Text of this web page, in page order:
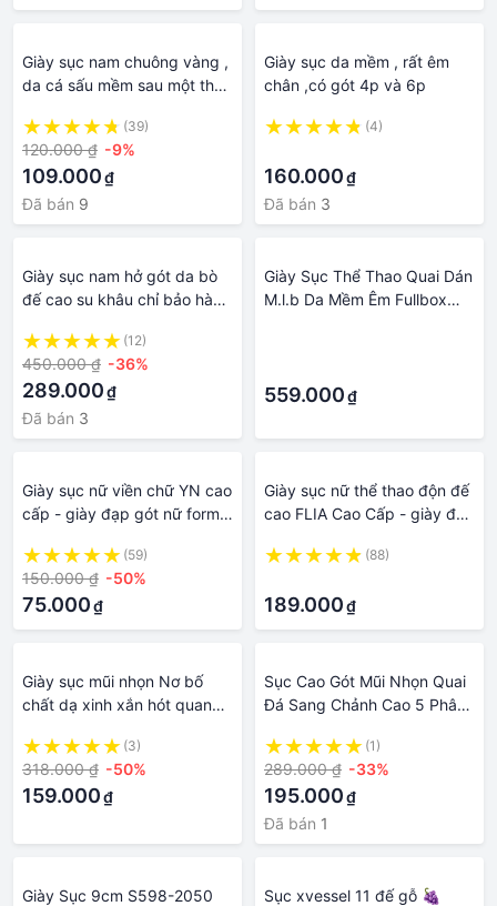
Giày sục nam chuông vàng ,
da cá sấu mềm sau một thời
(39)
120.000 ₫ -9%
109.000₫
Đã bán 9
Giày sục da mềm , rất êm
chân ,có gót 4p và 6p
(4)
160.000₫
Đã bán 3
Giày sục nam hở gót da bò
đế cao su khâu chỉ bảo hành
(12)
450.000 ₫ -36%
289.000₫
Đã bán 3
Giày Sục Thể Thao Quai Dán
M.l.b Da Mềm Êm Fullbox
559.000₫
Giày sục nữ viền chữ YN cao
cấp - giày đạp gót nữ form
(59)
150.000 ₫ -50%
75.000₫
Giày sục nữ thể thao độn đế
cao FLIA Cao Cấp - giày đạp
xuất sịn
(88)
189.000₫
Giày sục mũi nhọn Nơ bố
chất dạ xinh xắn hót quanh
(3)
318.000 ₫ -50%
159.000₫
Sục Cao Gót Mũi Nhọn Quai
Đá Sang Chảnh Cao 5 Phân ,
Mang 2 Kiểu Sang Trọng
WD2309
(1)
289.000 ₫ -33%
195.000₫
Đã bán 1
Giày Sục 9cm S598-2050
Sục xvessel 11 đế gỗ 🍇